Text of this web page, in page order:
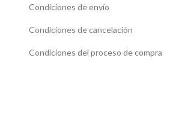
Condiciones de envío
Condiciones de cancelación
Condiciones del proceso de compra